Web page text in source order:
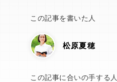
この記事を書いた人
松原夏穂
この記事に合いの手する人